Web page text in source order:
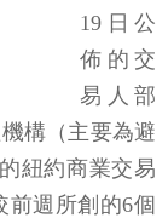
19日公
佈的交
易人部
構（主要為避
紐約商業交易
週所創的6個